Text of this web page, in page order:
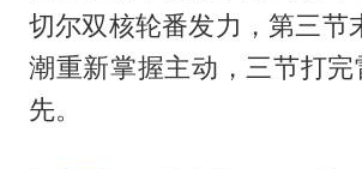
切尔双核轮番发力，第三节
潮重新掌握主动，三节打
先。